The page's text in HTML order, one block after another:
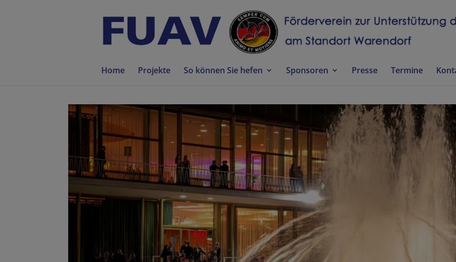
Home Projekte So können Sie hefen Sponsoren Presse Termine